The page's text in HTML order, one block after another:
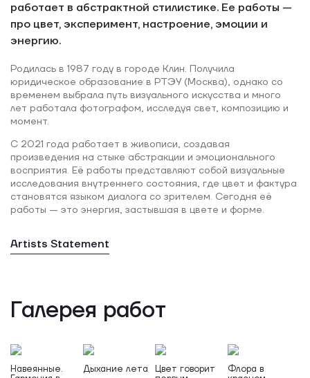
работает в абстрактной стилистике. Ее работы —
про цвет, эксперимент, настроение, эмоции и
энергию.
Родилась в 1987 году в городе Клин. Получила
юридическое образование в РТЭУ (Москва), однако со
временем выбрала путь визуального искусства и много
лет работала фотографом, исследуя свет, композицию и
момент.
С 2021 года работает в живописи, создавая
произведения на стыке абстракции и эмоционального
восприятия. Её работы представляют собой визуальные
исследования внутреннего состояния, где цвет и фактура
становятся языком диалога со зрителем. Сегодня её
работы — это энергия, застывшая в цвете и форме.
Artists Statement
Галерея работ
Навеянные.
Дыхание лета
Цвет говорит
Флора в